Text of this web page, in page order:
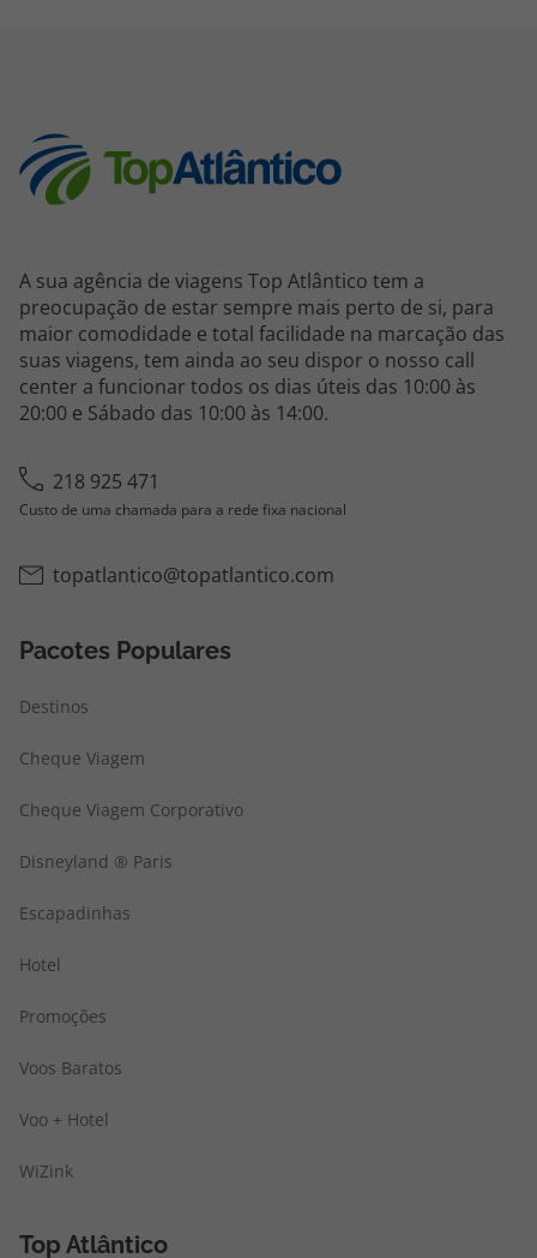
A sua agência de viagens Top Atlântico tem a
preocupação de estar sempre mais perto de si, para
maior comodidade e total facilidade na marcação das
suas viagens, tem ainda ao seu dispor o nosso call
center a funcionar todos os dias úteis das 10:00 às
20:00 e Sábado das 10:00 às 14:00.
218 925 471
Custo de uma chamada para a rede fixa nacional
topatlantico@topatlantico.com
Pacotes Populares
Destinos
Cheque Viagem
Cheque Viagem Corporativo
Disneyland ® Paris
Escapadinhas
Hotel
Promoções
Voos Baratos
Voo + Hotel
WiZink
Top Atlântico